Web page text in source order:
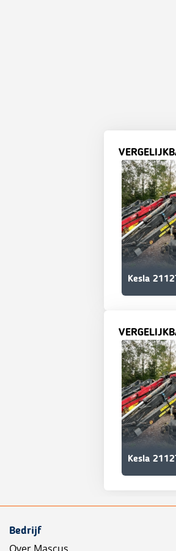
Kesla
Kesla
Bedrijf